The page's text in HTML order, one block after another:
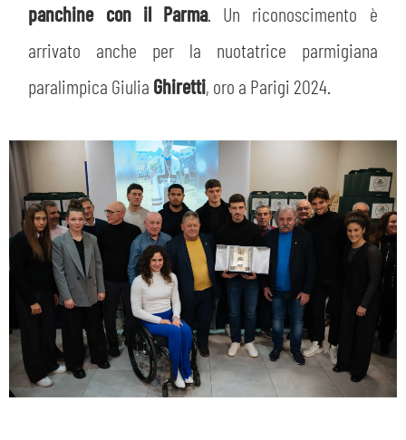
panchine con il Parma. Un riconoscimento è
arrivato anche per la nuotatrice parmigiana
paralimpica Giulia Ghiretti, oro a Parigi 2024.